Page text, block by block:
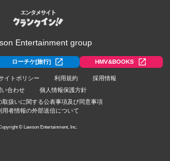
Entertainment group
ローチケ[旅行] HMV&BOOKS
イトポリシー 利用規約
採用情報
い合わせ
個人情報保護方針
取扱いに関する公表事項及び同意事項
用者情報の外部送信について
© Lawson Entertainment, Inc.